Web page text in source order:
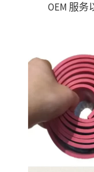
OEM 服务